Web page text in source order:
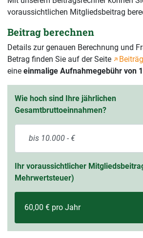
voraussichtlichen Mitgliedsbeitrag
Beitrag berechnen
Details zur genauen Berechnung und
Betrag finden Sie auf der Seite
eine einmalige Aufnahmegebühr von
Wie hoch sind Ihre jährlichen
Gesamtbruttoeinnahmen?
Ihr voraussichtlicher
Mehrwertsteuer)
60,00 € pro Jahr